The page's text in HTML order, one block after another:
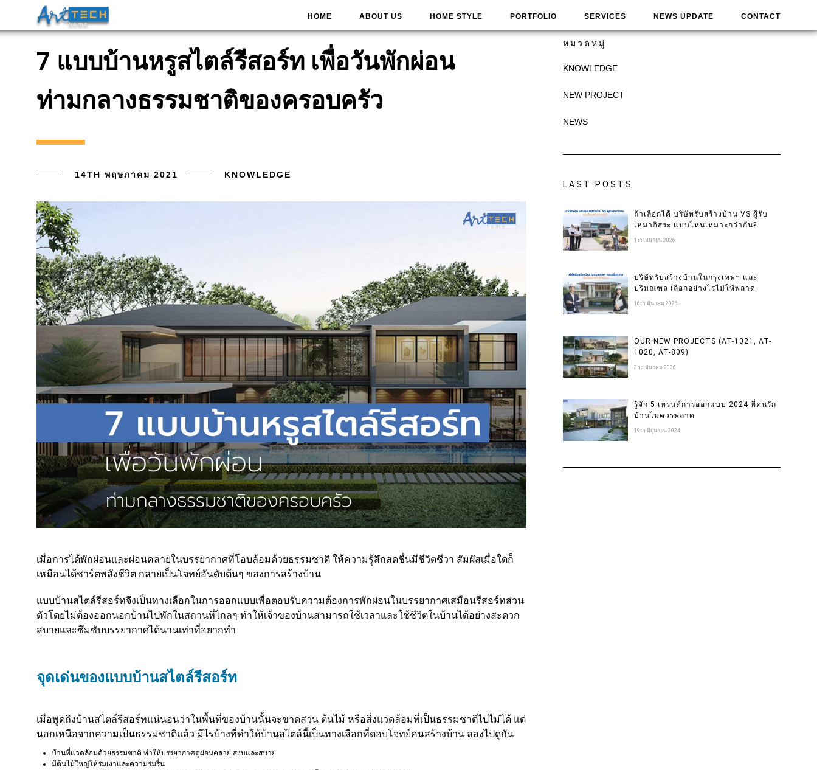
HOME ABOUT US HOME STYLE PORTFOLIO SERVICES NEWS UPDATE CONTACT
7 แบบบ้านหรูสไตล์รีสอร์ท เพื่อวันพักผ่อน
ท่ามกลางธรรมชาติของครอบครัว
14TH พฤษภาคม 2021 KNOWLEDGE
เมื่อการได้พักผ่อนและผ่อนคลายในบรรยากาศที่โอบล้อมด้วยธรรมชาติ ให้ความรู้สึกสดชื่นมีชีวิตชีวา สัมผัสเมื่อใดก็
เหมือนได้ชาร์ตพลังชีวิต กลายเป็นโจทย์อันดับต้นๆ ของการสร้างบ้าน
แบบบ้านสไตล์รีสอร์ทจึงเป็นทางเลือกในการออกแบบเพื่อตอบรับความต้องการพักผ่อนในบรรยากาศเสมือนรีสอร์ทส่วน
ตัวโดยไม่ต้องออกนอกบ้านไปพักในสถานที่ไกลๆ ทำให้เจ้าของบ้านสามารถใช้เวลาและใช้ชีวิตในบ้านได้อย่างสะดวก
สบายและซึมซับบรรยากาศได้นานเท่าที่อยากทำ
จุดเด่นของแบบบ้านสไตล์รีสอร์ท
เมื่อพูดถึงบ้านสไตล์รีสอร์ทแน่นอนว่าในพื้นที่ของบ้านนั้นจะขาดสวน ต้นไม้ หรือสิ่งแวดล้อมที่เป็นธรรมชาติไปไม่ได้ แต่
นอกเหนือจากความเป็นธรรมชาติแล้ว มีไรบ้างที่ทำให้บ้านสไตล์นี้เป็นทางเลือกที่ตอบโจทย์คนสร้างบ้าน ลองไปดูกัน
บ้านที่แวดล้อมด้วยธรรมชาติ ทำให้บรรยากาศดูผ่อนคลาย สงบและสบาย
มีต้นไม้ใหญ่ให้ร่มเงาและความร่มรื่น
หมวดหมู่
KNOWLEDGE
NEW PROJECT
NEWS
LAST POSTS
ถ้าเลือกได้ บริษัทรับสร้างบ้าน VS ผู้รับ
เหมาอิสระ แบบไหนเหมาะกว่ากัน?
1st เมษายน 2026
บริษัทรับสร้างบ้านในกรุงเทพฯ และ
ปริมณฑล เลือกอย่างไรไม่ให้พลาด
16th มีนาคม 2026
OUR NEW PROJECTS (AT-1021, AT-
1020, AT-809)
2nd มีนาคม 2026
รู้จัก 5 เทรนด์การออกแบบ 2024 ที่คนรัก
บ้านไม่ควรพลาด
19th มิถุนายน 2024